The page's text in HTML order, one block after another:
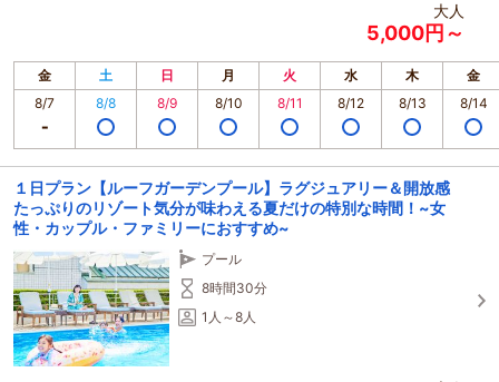
大人
5,000円～
金 土 日 月 火 水 木
金
8/7
8/8 8/9 8/10 8/11 8/12 8/13 8/14
１日プラン【ルーフガーデンプール】ラグジュアリー＆開放感
たっぷりのリゾート気分が味わえる夏だけの特別な時間！~女
性・カップル・ファミリーにおすすめ~
プール
8時間30分
1人～8人